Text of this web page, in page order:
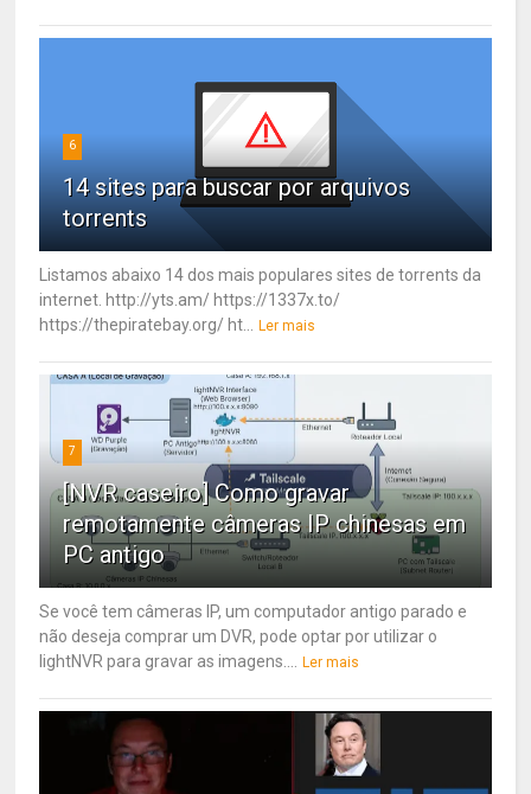
6
14 sites para buscar por arquivos
torrents
Listamos abaixo 14 dos mais populares sites de torrents da
internet. http://yts.am/ https://1337x.to/
https://thepiratebay.org/ ht...
Ler mais
7
[NVR caseiro] Como gravar
remotamente câmeras IP chinesas em
PC antigo
Se você tem câmeras IP, um computador antigo parado e
não deseja comprar um DVR, pode optar por utilizar o
lightNVR para gravar as imagens....
Ler mais